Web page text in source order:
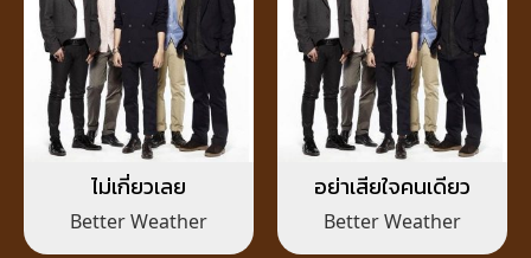
ไม่เกี่ยวเลย
Better Weather
อย่าเสียใจคนเดียว
Better Weather